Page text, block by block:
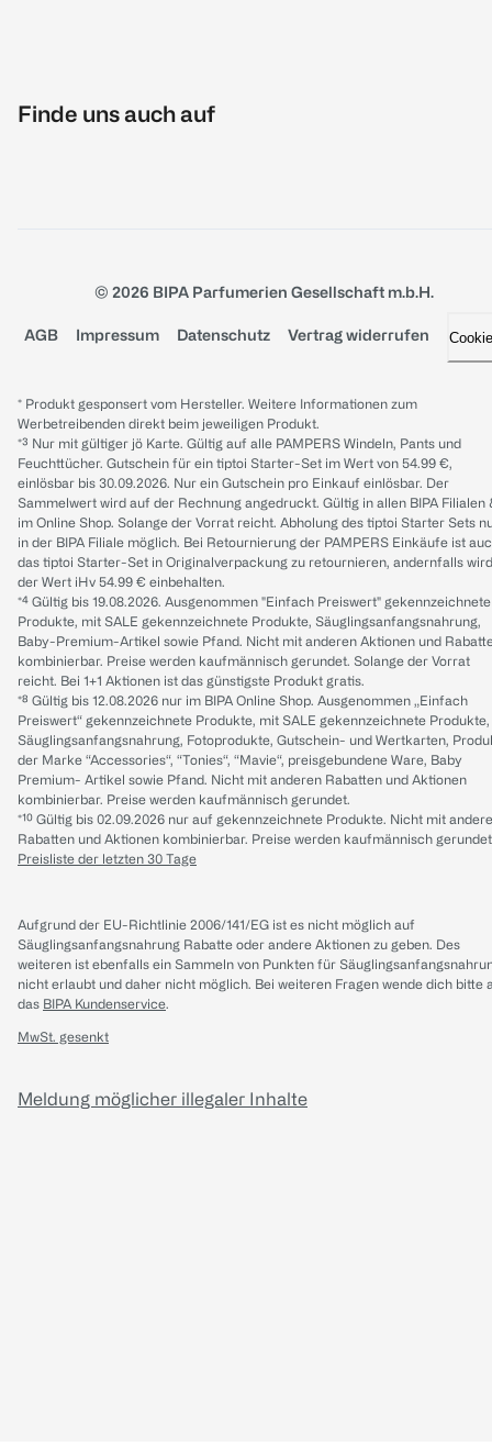
Finde uns auch auf
© 2026 BIPA Parfumerien Gesellschaft m.b.H.
AGB Impressum Datenschutz Vertrag widerrufen
* Produkt gesponsert vom Hersteller. Weitere Informationen zum
Werbetreibenden direkt beim jeweiligen Produkt.
*³ Nur mit gültiger jö Karte. Gültig auf alle PAMPERS Windeln, Pants und
Feuchttücher. Gutschein für ein tiptoi Starter-Set im Wert von 54.99 €,
einlösbar bis 30.09.2026. Nur ein Gutschein pro Einkauf einlösbar. Der
Sammelwert wird auf der Rechnung angedruckt. Gültig in allen BIPA Filialen
im Online Shop. Solange der Vorrat reicht. Abholung des tiptoi Starter Sets
in der BIPA Filiale möglich. Bei Retournierung der PAMPERS Einkäufe ist
das tiptoi Starter-Set in Originalverpackung zu retournieren, andernfalls wird
der Wert iHv 54.99 € einbehalten.
*⁴ Gültig bis 19.08.2026. Ausgenommen "Einfach Preiswert" gekennzeichnete
Produkte, mit SALE gekennzeichnete Produkte, Säuglingsanfangsnahrung,
Baby-Premium-Artikel sowie Pfand. Nicht mit anderen Aktionen und
kombinierbar. Preise werden kaufmännisch gerundet. Solange der Vorrat
reicht. Bei 1+1 Aktionen ist das günstigste Produkt gratis.
*⁸ Gültig bis 12.08.2026 nur im BIPA Online Shop. Ausgenommen „Einfach
Preiswert“ gekennzeichnete Produkte, mit SALE gekennzeichnete Produkte,
Säuglingsanfangsnahrung, Fotoprodukte, Gutschein- und Wertkarten,
der Marke “Accessories“, “Tonies“, “Mavie“, preisgebundene Ware, Baby
Premium- Artikel sowie Pfand. Nicht mit anderen Rabatten und Aktionen
kombinierbar. Preise werden kaufmännisch gerundet.
*¹⁰ Gültig bis 02.09.2026 nur auf gekennzeichnete Produkte. Nicht mit
Rabatten und Aktionen kombinierbar. Preise werden kaufmännisch
Preisliste der letzten 30 Tage
Aufgrund der EU-Richtlinie 2006/141/EG ist es nicht möglich auf
Säuglingsanfangsnahrung Rabatte oder andere Aktionen zu geben. Des
weiteren ist ebenfalls ein Sammeln von Punkten für
nicht erlaubt und daher nicht möglich. Bei weiteren Fragen wende dich bitte
das BIPA Kundenservice.
MwSt. gesenkt
Meldung möglicher illegaler Inhalte